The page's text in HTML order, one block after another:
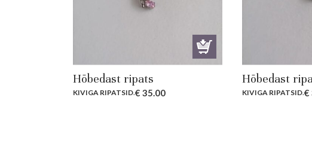
Hõbedast ripats
KIVIGA RIPATSID.€ 35.00
Hõbedast
KIVIGA RIPATSID.€